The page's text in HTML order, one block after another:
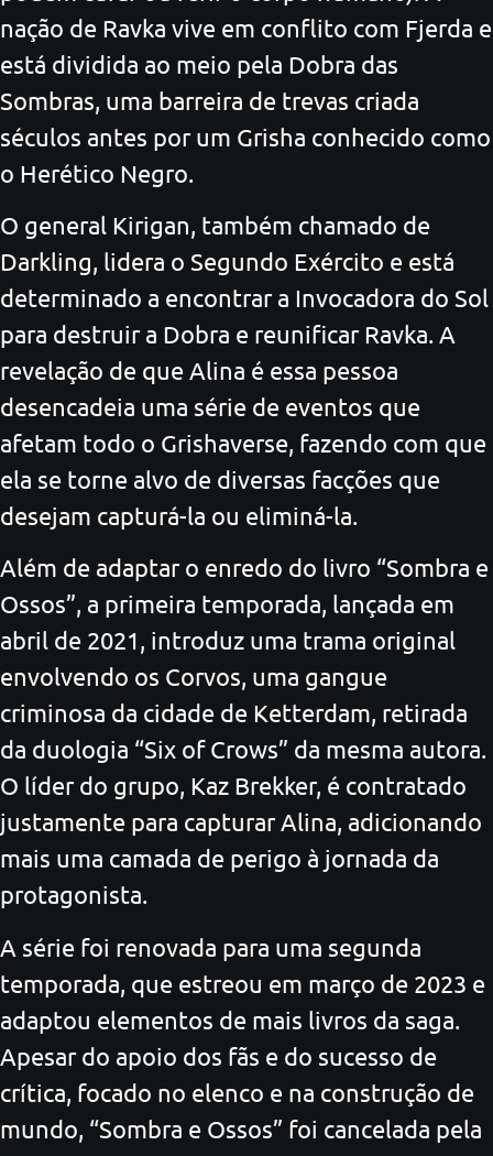
nação de Ravka vive em conflito com Fjerda e
está dividida ao meio pela Dobra das
Sombras, uma barreira de trevas criada
séculos antes por um Grisha conhecido como
o Herético Negro.
O general Kirigan, também chamado de
Darkling, lidera o Segundo Exército e está
determinado a encontrar a Invocadora do Sol
para destruir a Dobra e reunificar Ravka. A
revelação de que Alina é essa pessoa
desencadeia uma série de eventos que
afetam todo o Grishaverse, fazendo com que
ela se torne alvo de diversas facções que
desejam capturá-la ou eliminá-la.
Além de adaptar o enredo do livro “Sombra e
Ossos”, a primeira temporada, lançada em
abril de 2021, introduz uma trama original
envolvendo os Corvos, uma gangue
criminosa da cidade de Ketterdam, retirada
da duologia “Six of Crows” da mesma autora.
O líder do grupo, Kaz Brekker, é contratado
justamente para capturar Alina, adicionando
mais uma camada de perigo à jornada da
protagonista.
A série foi renovada para uma segunda
temporada, que estreou em março de 2023 e
adaptou elementos de mais livros da saga.
Apesar do apoio dos fãs e do sucesso de
crítica, focado no elenco e na construção de
mundo, “Sombra e Ossos” foi cancelada pela